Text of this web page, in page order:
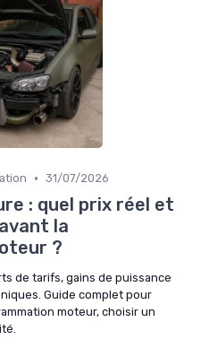
• 31/07/2026
: quel prix réel et
la
?
de tarifs, gains de puissance
Guide complet pour
moteur, choisir un